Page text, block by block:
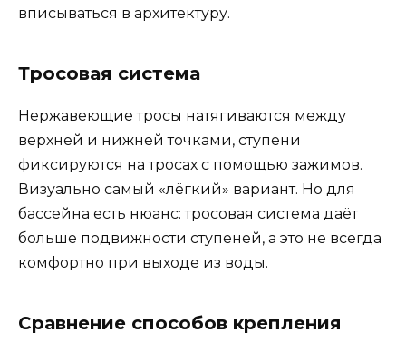
вписываться в архитектуру.
Тросовая система
Нержавеющие тросы натягиваются между
верхней и нижней точками, ступени
фиксируются на тросах с помощью зажимов.
Визуально самый «лёгкий» вариант. Но для
бассейна есть нюанс: тросовая система даёт
больше подвижности ступеней, а это не всегда
комфортно при выходе из воды.
Сравнение способов крепления